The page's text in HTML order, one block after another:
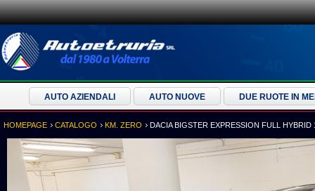
AUTO AZIENDALI AUTO NUOVE DUE RUOTE IN
HOMEPAGE CATALOGO KM. ZERO DACIA BIGSTER EXPRESSION FULL HYBRID